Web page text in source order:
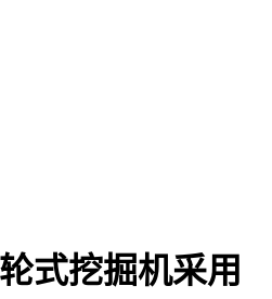
式挖掘机采用